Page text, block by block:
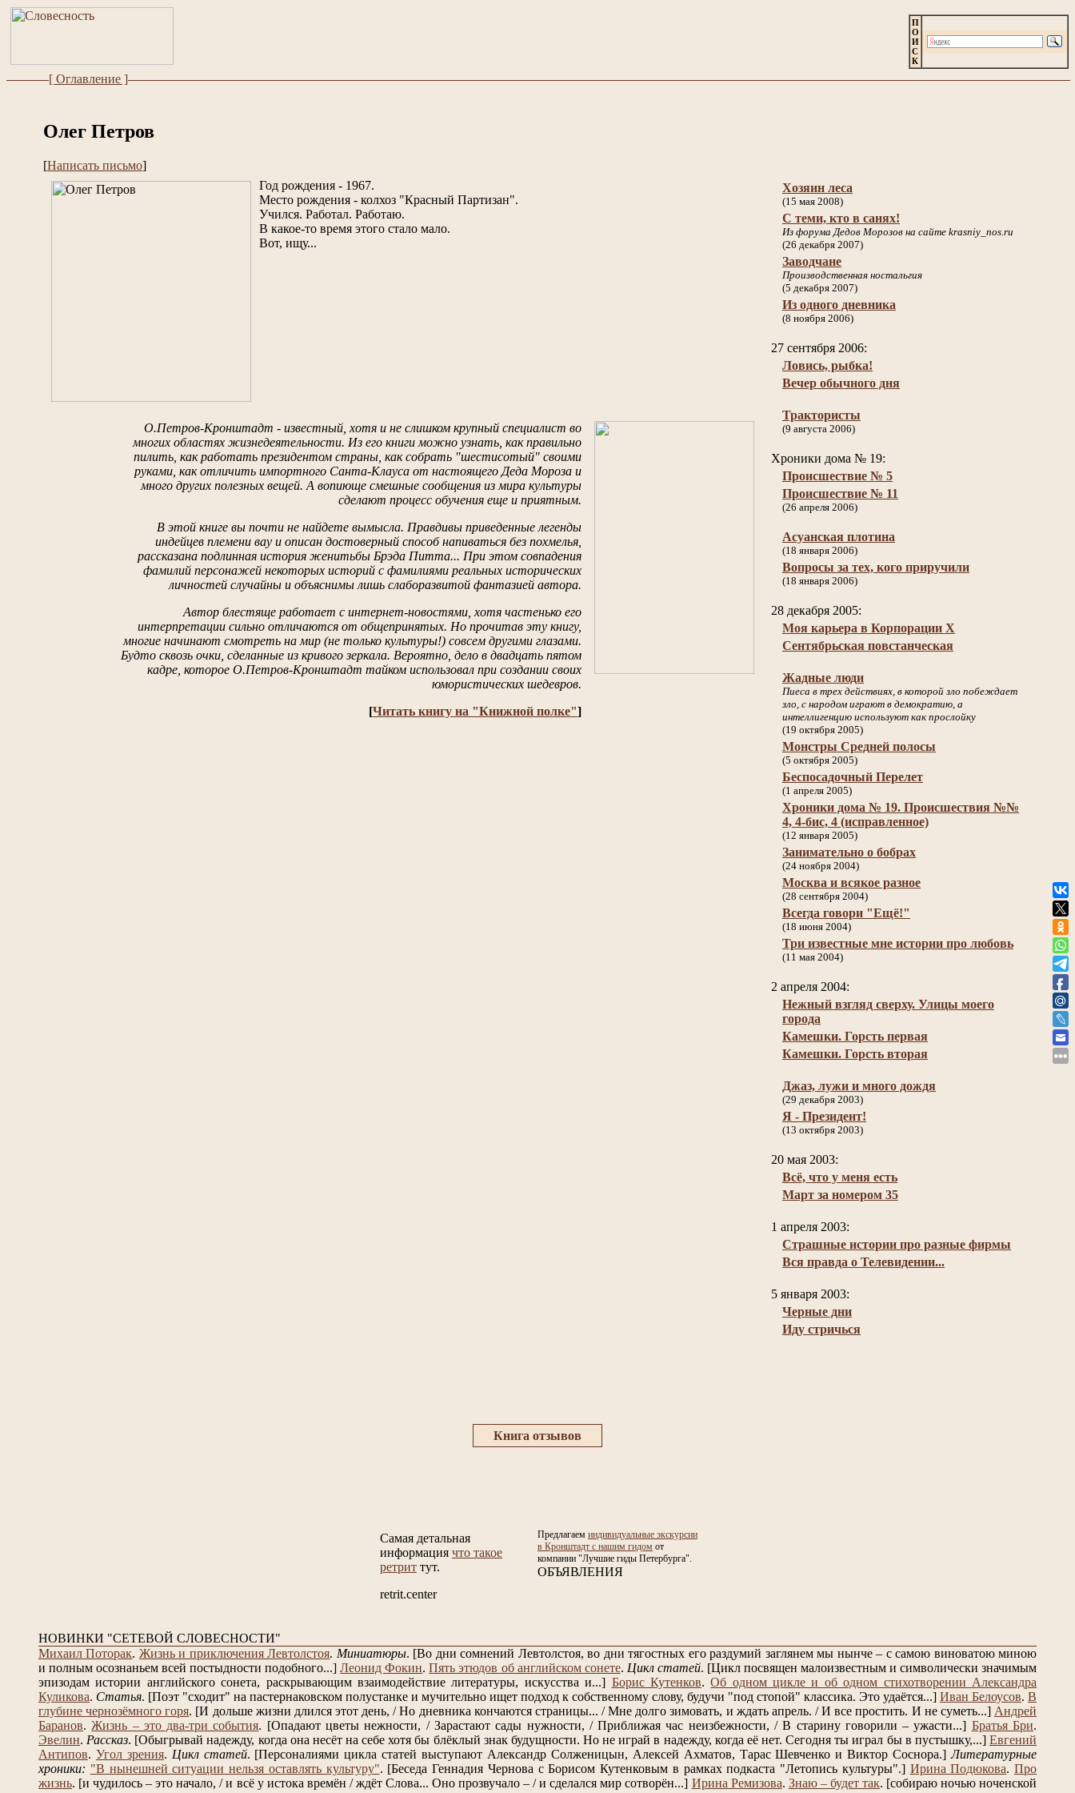
П
О
И
С
К
[ Оглавление ]
Олег Петров
[Написать письмо]
Год рождения - 1967.
Место рождения - колхоз "Красный Партизан".
Учился. Работал. Работаю.
В какое-то время этого стало мало.
Вот, ищу...
О.Петров-Кронштадт - известный, хотя и не слишком крупный специалист во
многих областях жизнедеятельности. Из его книги можно узнать, как правильно
пилить, как работать президентом страны, как собрать "шестисотый" своими
руками, как отличить импортного Санта-Клауса от настоящего Деда Мороза и
много других полезных вещей. А вопиюще смешные сообщения из мира культуры
сделают процесс обучения еще и приятным.
В этой книге вы почти не найдете вымысла. Правдивы приведенные легенды
индейцев племени вау и описан достоверный способ напиваться без похмелья,
рассказана подлинная история женитьбы Брэда Питта... При этом совпадения
фамилий персонажей некоторых историй с фамилиями реальных исторических
личностей случайны и объяснимы лишь слаборазвитой фантазией автора.
Автор блестяще работает с интернет-новостями, хотя частенько его
интерпретации сильно отличаются от общепринятых. Но прочитав эту книгу,
многие начинают смотреть на мир (не только культуры!) совсем другими глазами.
Будто сквозь очки, сделанные из кривого зеркала. Вероятно, дело в двадцать пятом
кадре, которое О.Петров-Кронштадт тайком использовал при создании своих
юмористических шедевров.
[Читать книгу на "Книжной полке"]
Хозяин леса
(15 мая 2008)
С теми, кто в санях!
Из форума Дедов Морозов на сайте krasniy_nos.ru
(26 декабря 2007)
Заводчане
Производственная ностальгия
(5 декабря 2007)
Из одного дневника
(8 ноября 2006)
27 сентября 2006:
Ловись, рыбка!
Вечер обычного дня
Трактористы
(9 августа 2006)
Хроники дома № 19:
Происшествие № 5
Происшествие № 11
(26 апреля 2006)
Асуанская плотина
(18 января 2006)
Вопросы за тех, кого приручили
(18 января 2006)
28 декабря 2005:
Моя карьера в Корпорации Х
Сентябрьская повстанческая
Жадные люди
Пиеса в трех действиях, в которой зло побеждает
зло, с народом играют в демократию, а
интеллигенцию используют как прослойку
(19 октября 2005)
Монстры Средней полосы
(5 октября 2005)
Беспосадочный Перелет
(1 апреля 2005)
Хроники дома № 19. Происшествия №№
4, 4-бис, 4 (исправленное)
(12 января 2005)
Занимательно о бобрах
(24 ноября 2004)
Москва и всякое разное
(28 сентября 2004)
Всегда говори "Ещё!"
(18 июня 2004)
Три известные мне истории про любовь
(11 мая 2004)
2 апреля 2004:
Нежный взгляд сверху. Улицы моего
города
Камешки. Горсть первая
Камешки. Горсть вторая
Джаз, лужи и много дождя
(29 декабря 2003)
Я - Президент!
(13 октября 2003)
20 мая 2003:
Всё, что у меня есть
Март за номером 35
1 апреля 2003:
Страшные истории про разные фирмы
Вся правда о Телевидении...
5 января 2003:
Черные дни
Иду стричься
Книга отзывов
Самая детальная
информация что такое
ретрит тут.
retrit.center
Предлагаем индивидуальные экскурсии
в Кронштадт с нашим гидом от
компании "Лучшие гиды Петербурга".
ОБЪЯВЛЕНИЯ
НОВИНКИ "СЕТЕВОЙ СЛОВЕСНОСТИ"
Михаил Поторак. Жизнь и приключения Левтолстоя. Миниатюры. [Во дни сомнений Левтолстоя, во дни тягостных его раздумий заглянем мы нынче – с самою виноватою миною
и полным осознаньем всей постыдности подобного...] Леонид Фокин.Пять этюдов об английском сонете. Цикл статей. [Цикл посвящен малоизвестным и символически значимым
эпизодам истории английского сонета, раскрывающим взаимодействие литературы, искусства и...] Борис Кутенков.Об одном цикле и об одном стихотворении Александра
Куликова. Статья. [Поэт "сходит" на пастернаковском полустанке и мучительно ищет подход к собственному слову, будучи "под стопой" классика. Это удаётся...] Иван Белоусов. В
глубине чернозёмного горя. [И дольше жизни длился этот день, / Но дневника кончаются страницы... / Мне долго зимовать, и ждать апрель. / И все простить. И не суметь...] Андрей
Баранов.Жизнь – это два-три события. [Опадают цветы нежности, / Зарастают сады нужности, / Приближая час неизбежности, / В старину говорили – ужасти...] Братья Бри.
Эвелин. Рассказ. [Обыгрывай надежду, когда она несёт на себе хотя бы блёклый знак будущности. Но не играй в надежду, когда её нет. Сегодня ты играл бы в пустышку,...] Евгений
Антипов. Угол зрения. Цикл статей. [Персоналиями цикла статей выступают Александр Солженицын, Алексей Ахматов, Тарас Шевченко и Виктор Соснора.] Литературные
хроники: "В нынешней ситуации нельзя оставлять культуру". [Беседа Геннадия Чернова с Борисом Кутенковым в рамках подкаста "Летопись культуры".] Ирина Подюкова. Про
жизнь. [и чудилось – это начало, / и всё у истока времён / ждёт Слова... Оно прозвучало – / и сделался мир сотворён...] Ирина Ремизова. Знаю – будет так. [собираю ночью ноченской